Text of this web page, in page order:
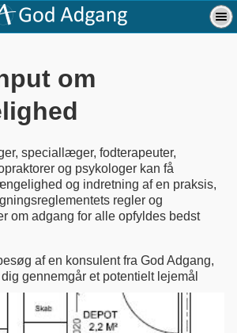
om
speciallæger, fodterapeuter,
og psykologer kan få
og indretning af en praksis,
regler og
om adgang for alle opfyldes bedst
af en konsulent fra God Adgang,
gennemgår et potentielt lejemål